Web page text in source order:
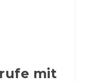
mit